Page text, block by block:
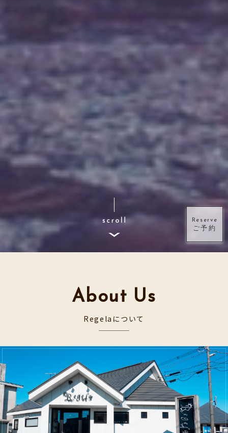
Reserve
ご予約
About Us
Regelaについて